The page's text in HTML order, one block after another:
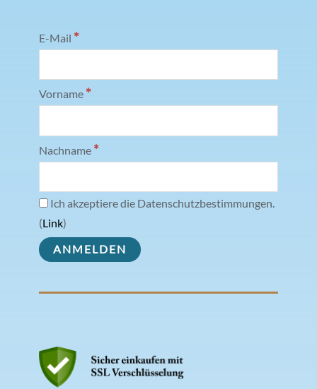
E-Mail *
Vorname *
Nachname *
Ich akzeptiere die Datenschutzbestimmungen.
(Link)